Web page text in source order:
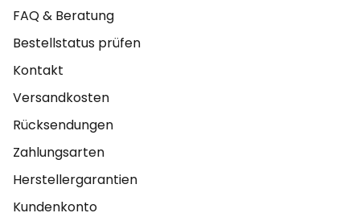
FAQ & Beratung
Bestellstatus prüfen
Kontakt
Versandkosten
Rücksendungen
Zahlungsarten
Herstellergarantien
Kundenkonto